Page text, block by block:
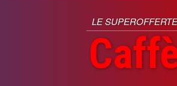
LE SUPEROFFERTE